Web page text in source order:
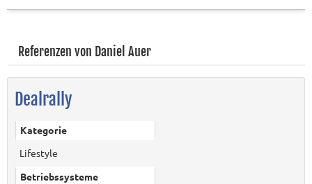
Referenzen von Daniel Auer
Dealrally
Kategorie
Lifestyle
Betriebssysteme